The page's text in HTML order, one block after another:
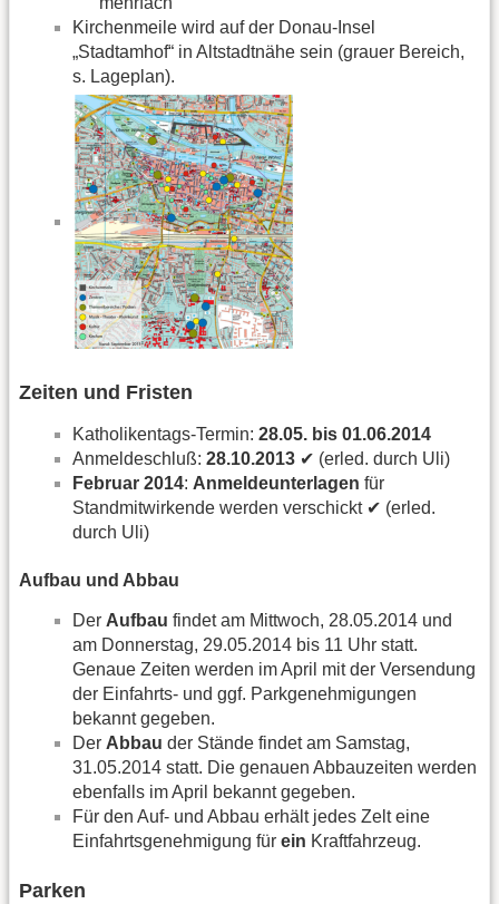
Kirchenmeile wird auf der Donau-Insel
„Stadtamhof“ in Altstadtnähe sein (grauer Bereich,
s. Lageplan).
Zeiten und Fristen
Katholikentags-Termin: 28.05. bis 01.06.2014
Anmeldeschluß: 28.10.2013 ✔ (erled. durch Uli)
Februar 2014: Anmeldeunterlagen für
Standmitwirkende werden verschickt ✔ (erled.
durch Uli)
Aufbau und Abbau
Der Aufbau findet am Mittwoch, 28.05.2014 und
am Donnerstag, 29.05.2014 bis 11 Uhr statt.
Genaue Zeiten werden im April mit der Versendung
der Einfahrts- und ggf. Parkgenehmigungen
bekannt gegeben.
Der Abbau der Stände findet am Samstag,
31.05.2014 statt. Die genauen Abbauzeiten werden
ebenfalls im April bekannt gegeben.
Für den Auf- und Abbau erhält jedes Zelt eine
Einfahrtsgenehmigung für ein Kraftfahrzeug.
Parken